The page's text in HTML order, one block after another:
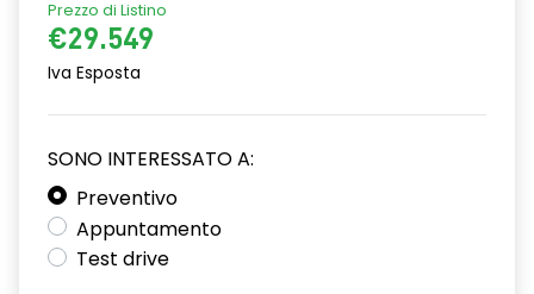
Prezzo di Listino
€29.549
Iva Esposta
SONO INTERESSATO A:
Preventivo
Appuntamento
Test drive